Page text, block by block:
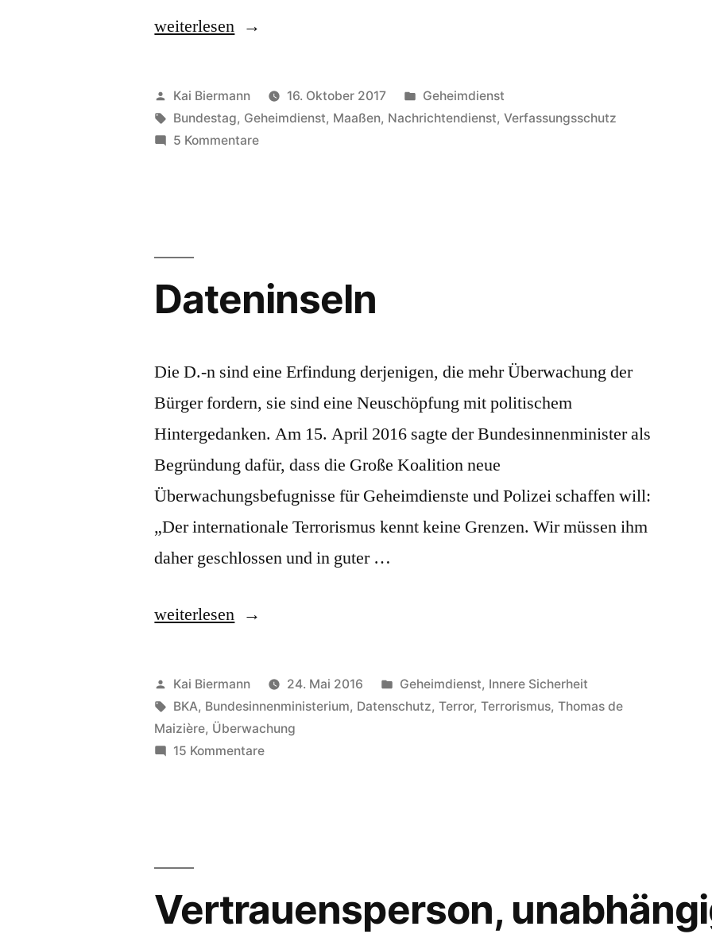
„Nachrichtendienst“
weiterlesen
Veröffentlicht
von
Kai Biermann 16. Oktober 2017
Veröffentlicht
in
Geheimdienst
Schlagwörter:
Bundestag, Geheimdienst, Maaßen, Nachrichtendienst,Verfassungsschutz
5 Kommentarezu
Dateninseln
Die D.-n sind eine Erfindung derjenigen, die mehr Überwachung der
Bürger fordern, sie sind eine Neuschöpfung mit politischem
Hintergedanken. Am 15. April 2016 sagte der Bundesinnenminister als
Begründung dafür, dass die Große Koalition neue
Überwachungsbefugnisse für Geheimdienste und Polizei schaffen will:
„Der internationale Terrorismus kennt keine Grenzen. Wir müssen ihm
daher geschlossen und in guter …
„Dateninseln“
weiterlesen
Veröffentlicht
von
Kai Biermann 24. Mai 2016
Veröffentlicht
in
Geheimdienst, Innere Sicherheit
Schlagwörter:
BKA, Bundesinnenministerium, Datenschutz,Terror,Terrorismus,Thomas de
Maizière, Überwachung
15 Kommentarezu
Vertrauensperson,